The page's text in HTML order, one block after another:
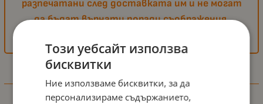
разпечатани след доставката им и не могат
да бъдат върнати поради съображения,
Информация
Този уебсайт използва
бисквитки
Ние използваме бисквитки, за да
персонализираме съдържанието,